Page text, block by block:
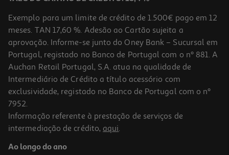
Máquina Lavar Roupa Bosch Wgh244axes I-Dos - Inox A 9kg
749.99 €/un
Exemplo para um limite de crédito de 1.500€ pago em 12
meses. TAN 17,60 %. Adesão ao Cartão sujeita a
aprovação. Informe-se junto do Oney Bank – Sucursal em
Portugal, registado no Banco de Portugal com o nº 881. A
Auchan Retail Portugal, S.A. atua na qualidade de
Intermediário de Crédito a título acessório com
exclusividade, registado no Banco de Portugal com o nº
7952.
Informação referente à prestação de serviços de
intermediação de crédito, aqui.
Ao longo do ano